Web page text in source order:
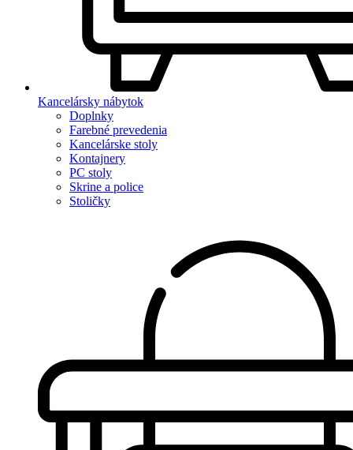
Kancelársky nábytok
Doplnky
Farebné prevedenia
Kancelárske stoly
Kontajnery
PC stoly
Skrine a police
Stoličky